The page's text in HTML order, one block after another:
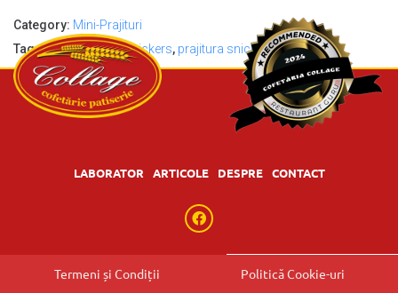
Category: Mini-Prajituri
Tags:mini-prajitura snickers, prajitura snickers
LABORATOR ARTICOLE DESPRE CONTACT
Termeni și Condiții Politică Cookie-uri